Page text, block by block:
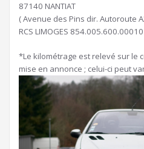
87140 NANTIAT
( Avenue des Pins dir. Autoroute
RCS LIMOGES 854.005.600.00010
*Le kilométrage est relevé sur le
mise en annonce ; celui-ci peut